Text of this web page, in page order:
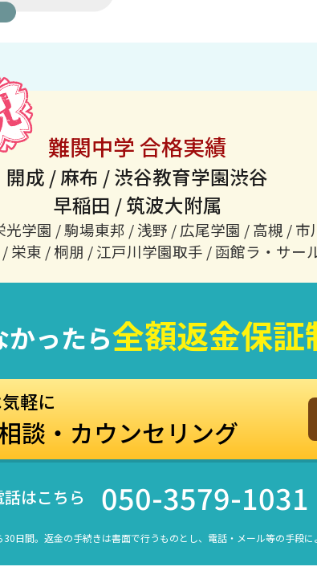
難関中学 合格実績
開成 / 麻布 / 渋谷教育学園渋谷
早稲田 / 筑波大附属
光学園 / 駒場東邦 / 浅野 / 広尾学園 / 高槻 / 市
栄東 / 桐朋 / 江戸川学園取手 / 函館ラ・サー
ったら全額返金保証
軽に
談・カウンセリング
話はこちら 050-3579-1031
日間。返金の手続きは書面で行うものとし、電話・メール等の手段